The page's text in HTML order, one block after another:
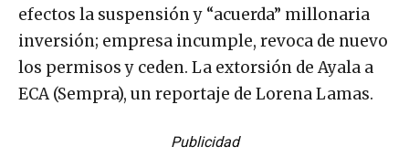
efectos la suspensión y “acuerda” millonaria
inversión; empresa incumple, revoca de nuevo
los permisos y ceden. La extorsión de Ayala a
ECA (Sempra), un reportaje de Lorena Lamas.
Publicidad